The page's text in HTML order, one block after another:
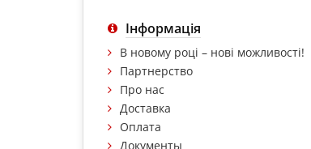
Інформація
В новому році – нові можливості!
Партнерство
Про нас
Доставка
Оплата
Документы